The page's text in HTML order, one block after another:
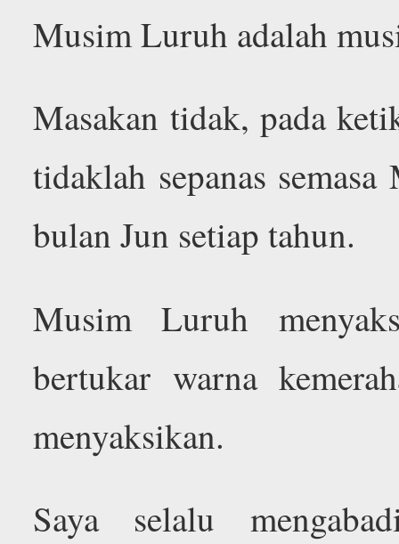
Musim Luruh adalah
Masakan tidak, pada
tidaklah sepanas
bulan Jun setiap tahun.
Musim Luruh
bertukar warna
menyaksikan.
Saya selalu